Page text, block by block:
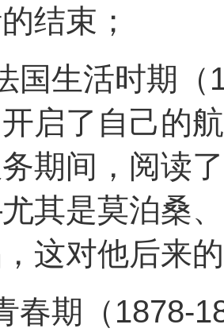
结束；
国生活时期
启了自己的
期间，阅读
其是莫泊桑、
这对他后来
春期（1878-